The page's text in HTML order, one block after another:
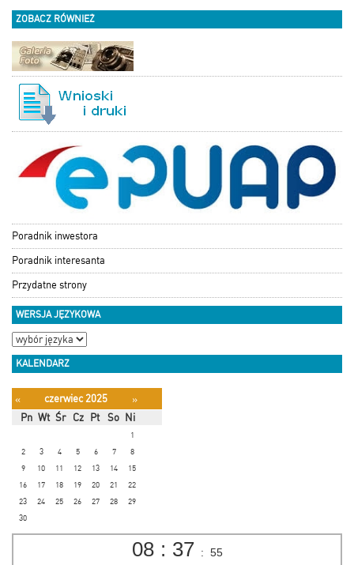
ZOBACZ RÓWNIEŻ
Poradnik inwestora
Poradnik interesanta
Przydatne strony
WERSJA JĘZYKOWA
KALENDARZ
« czerwiec 2025
»
Pn Wt Śr Cz Pt So Ni
1
2
3 4 5 6 7
8
9
10 11 12 13 14
15
16
17 18 19 20 21
22
23
24 25 26 27 28
29
30
08 : 37 : 55